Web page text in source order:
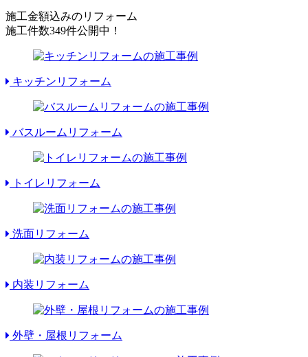
施工金額込みのリフォーム
施工件数349件公開中！
キッチンリフォーム
バスルームリフォーム
トイレリフォーム
洗面リフォーム
内装リフォーム
外壁・屋根リフォーム